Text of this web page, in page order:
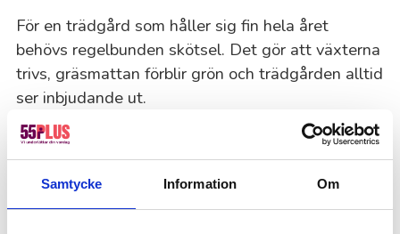
Samtycke Information Om
För en trädgård som håller sig fin hela året
behövs regelbunden skötsel. Det gör att växterna
trivs, gräsmattan förblir grön och trädgården alltid
ser inbjudande ut.
Hur ofta behövs trädgårdsskötsel?
Hur ofta du behöver hjälp beror på din trädgårds
behov och vad du föredrar. För en riktigt välskött